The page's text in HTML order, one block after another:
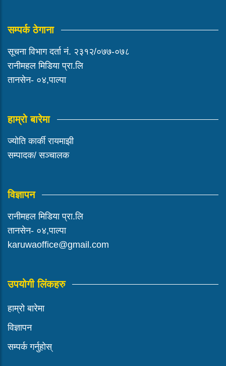
सम्पर्क ठेगाना
सूचना विभाग दर्ता नं. २३१२/०७७-०७८
रानीमहल मिडिया प्रा.लि
तानसेन- ०४,पाल्पा
हाम्रो बारेमा
ज्योति कार्की रायमाझी
सम्पादक/ सञ्चालक
विज्ञापन
रानीमहल मिडिया प्रा.लि
तानसेन- ०४,पाल्पा
karuwaoffice@gmail.com
उपयोगी लिंकहरु
हाम्रो बारेमा
विज्ञापन
सम्पर्क गर्नुहोस्